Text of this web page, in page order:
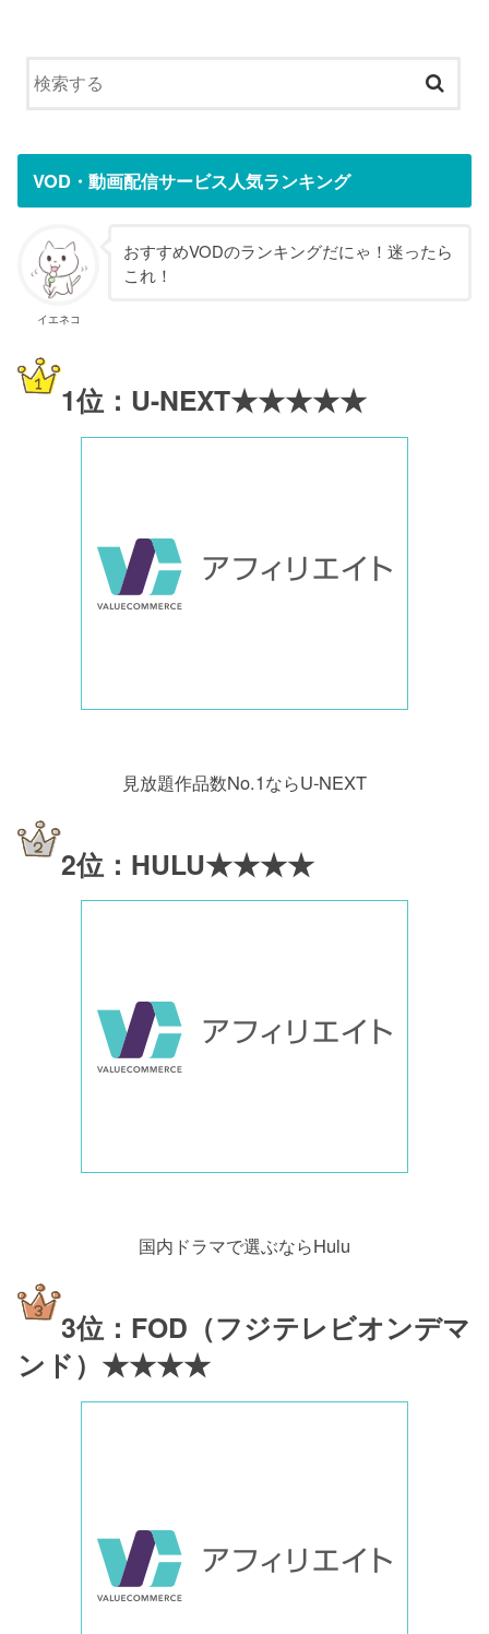
VOD・動画配信サービス人気ランキング
イエネコ
おすすめVODのランキングだにゃ！迷ったら
これ！
1位：U-NEXT★★★★★
見放題作品数No.1ならU-NEXT
2位：HULU★★★★
国内ドラマで選ぶならHulu
3位：FOD（フジテレビオンデマ
ンド）★★★★